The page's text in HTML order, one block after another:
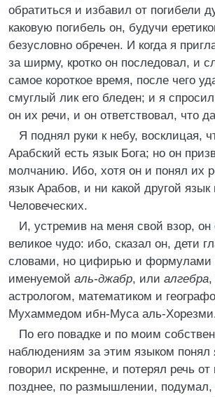
обратиться и избавил от погибели
каковую погибель он, будучи
безусловно обречен. И когда я
за ширму, кротко он последовал, и
самое короткое время, после чего
смуглый лик его бледен; и я
он их речи, и он ответствовал, что
Я поднял руки к небу, восклицая,
Арабский есть язык Бога; но он
молчанию. Ибо, хотя он и понял их
язык Арабов, и ни какой другой язык
Человеческих.
И, устремив на меня свой взор, он
великое чудо: ибо, сказал он, дети
словами, но цифирью и формулами
именуемой аль-джабр, или алгебра,
астрологом, математиком и
Мухаммедом ибн-Муса аль-
По его повадке и по моим
наблюдениям за этим языком понял
говорил искренне, и потерял речь
позднее, по размышлении, подумал,